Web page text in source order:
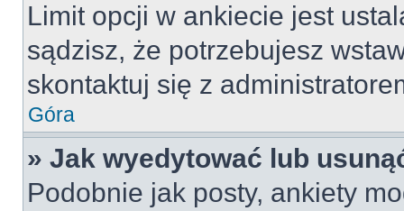
Limit opcji w ankiecie jest
sądzisz, że potrzebujesz
skontaktuj się z
Góra
» Jak wyedytować lub
Podobnie jak posty, ankiety